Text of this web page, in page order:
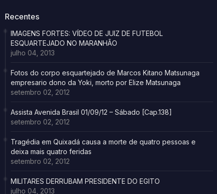
Recentes
IMAGENS FORTES: VÍDEO DE JUIZ DE FUTEBOL
ESQUARTEJADO NO MARANHÃO
julho 04, 2013
Fotos do corpo esquartejado de Marcos Kitano Matsunaga
empresario dono da Yoki, morto por Elize Matsunaga
setembro 02, 2012
Assista Avenida Brasil 01/09/12 – Sábado [Cap.138]
setembro 02, 2012
Tragédia em Quixadá causa a morte de quatro pessoas e
deixa mais quatro feridas
setembro 02, 2012
MILITARES DERRUBAM PRESIDENTE DO EGITO
julho 04, 2013